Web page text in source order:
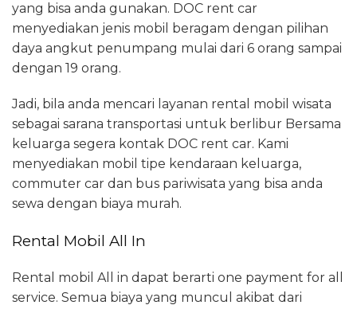
yang bisa anda gunakan. DOC rent car
menyediakan jenis mobil beragam dengan pilihan
daya angkut penumpang mulai dari 6 orang sampai
dengan 19 orang.
Jadi, bila anda mencari layanan rental mobil wisata
sebagai sarana transportasi untuk berlibur Bersama
keluarga segera kontak DOC rent car. Kami
menyediakan mobil tipe kendaraan keluarga,
commuter car dan bus pariwisata yang bisa anda
sewa dengan biaya murah.
Rental Mobil All In
Rental mobil All in dapat berarti one payment for all
service. Semua biaya yang muncul akibat dari